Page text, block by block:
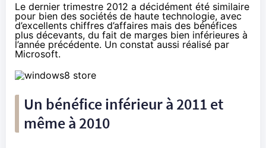
Le dernier trimestre 2012 a décidément été similaire
pour bien des sociétés de haute technologie, avec
d’excellents chiffres d’affaires mais des bénéfices
plus décevants, du fait de marges bien inférieures à
l’année précédente. Un constat aussi réalisé par
Microsoft.
Un bénéfice inférieur à 2011 et
même à 2010